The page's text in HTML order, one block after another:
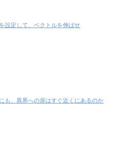
設定して、ベクトルを伸ばせ
も、異界への扉はすぐ近くにあるのか